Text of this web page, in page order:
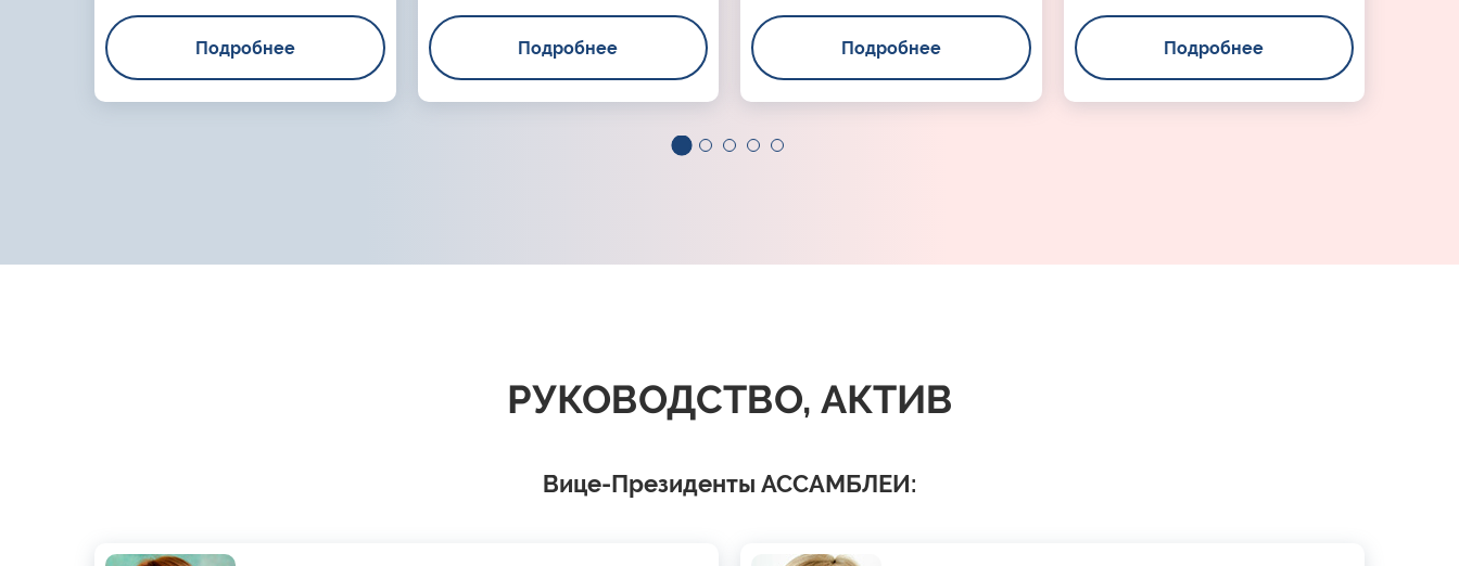
Подробнее Подробнее Подробнее Подробнее
РУКОВОДСТВО, АКТИВ
Вице-Президенты АССАМБЛЕИ: